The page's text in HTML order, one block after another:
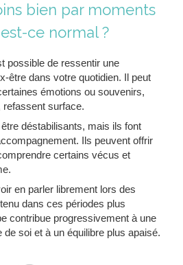
bien par moments
ce normal ?
possible de ressentir une
être dans votre quotidien. Il peut
émotions ou souvenirs,
refassent surface.
déstabilisants, mais ils font
Ils peuvent offrir
certains vécus et
en parler librement lors des
dans ces périodes plus
contribue progressivement à une
soi et à un équilibre plus apaisé.